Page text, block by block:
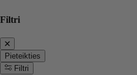
Filtri
Pieteikties
Filtri